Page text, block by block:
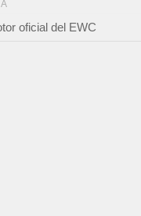
oficial del EWC